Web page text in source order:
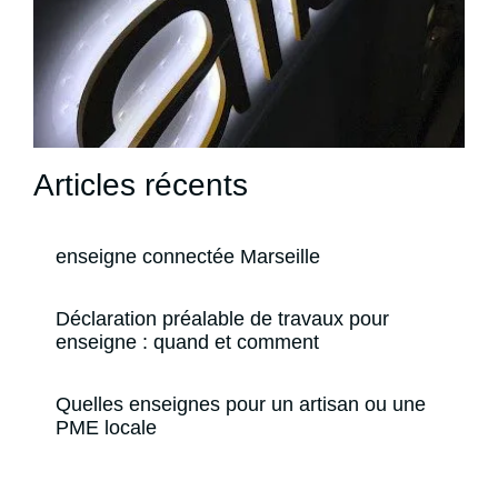
Articles récents
enseigne connectée Marseille
Déclaration préalable de travaux pour
enseigne : quand et comment
Quelles enseignes pour un artisan ou une
PME locale